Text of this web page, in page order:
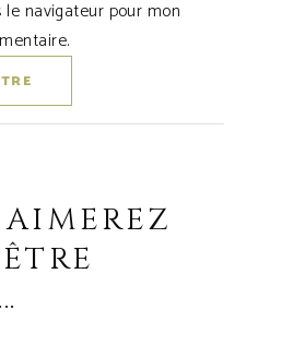
navigateur pour mon
AU PANIER